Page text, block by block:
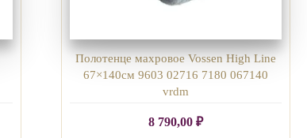
Полотенце махровое Vossen High Line
67×140см 9603 02716 7180 067140
vrdm
8 790,00 ₽